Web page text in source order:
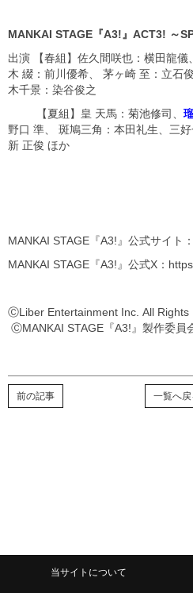
MANKAI STAGE『A3!』ACT3! ～
出演 【春組】佐久間咲也：横田龍
木 綴：前川優希、 茅ヶ崎 至：立石
木千景：染谷俊之
【夏組】皇 天馬：菊池修司、
野口 準、 斑鳩三角：本田礼生、三
新 正俊 ほか
MANKAI STAGE『A3!』公式サイト
MANKAI STAGE『A3!』公式X：
ⒸLiber
ⒸMANKAI STAGE『A3!』製作委員
一覧へ戻
前の記事
当サイトについて